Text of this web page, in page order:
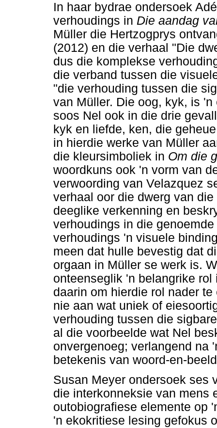
In haar bydrae ondersoek
verhoudings in Die aandag
Müller die Hertzogprys
(2012) en die verhaal "Die
dus die komplekse
die verband tussen die
"die verhouding tussen die
van Müller. Die oog, kyk, is
soos Nel ook in die drie
kyk en liefde, ken, die
in hierdie werke van Müller
die kleursimboliek in Om die
woordkuns ook 'n vorm van
verwoording van Velazquez
verhaal oor die dwerg van
deeglike verkenning en
verhoudings in die
verhoudings 'n visuele
meen dat hulle bevestig dat
orgaan in Müller se werk is.
onteenseglik 'n belangrike
daarin om hierdie rol nader
nie aan wat uniek of
verhouding tussen die
al die voorbeelde wat Nel
onvergenoeg; verlangend na
betekenis van woord-en-
Susan Meyer ondersoek ses
die interkonneksie van mens
outobiografiese elemente op
'n ekokritiese lesing gefokus